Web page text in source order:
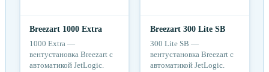
Breezart 1000 Extra
1000 Extra —
вентустановка Breezart с
автоматикой JetLogic.
Breezart 300 Lite SB
300 Lite SB —
вентустановка Breezart с
автоматикой JetLogic.